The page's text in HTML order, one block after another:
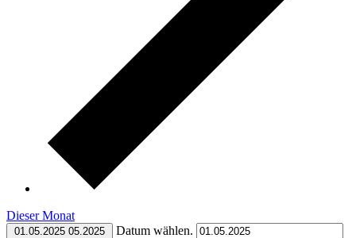
Dieser Monat
01.05.2025 05.2025 Datum wählen.